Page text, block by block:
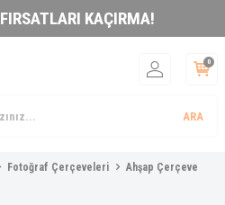
FIRSATLARI KAÇIRMA!
ARA
0
Fotoğraf Çerçeveleri Ahşap Çerçeve